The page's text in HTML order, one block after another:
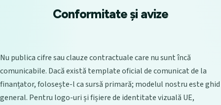
Conformitate și avize
Nu publica cifre sau clauze contractuale care nu sunt încă
comunicabile. Dacă există template oficial de comunicat de la
finanțator, folosește-l ca sursă primară; modelul nostru este ghid
general. Pentru logo-uri și fișiere de identitate vizuală UE,